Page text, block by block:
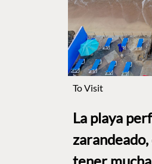
To Visit
La playa
tener